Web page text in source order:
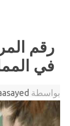
رقم
في
بواسطة